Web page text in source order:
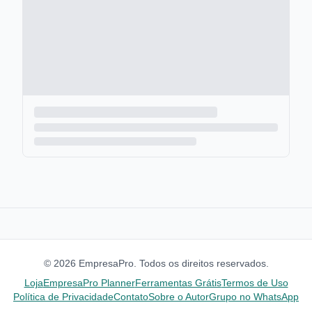
© 2026 EmpresaPro. Todos os direitos reservados.
LojaEmpresaPro PlannerFerramentas GrátisTermos de Uso
Política de PrivacidadeContatoSobre o AutorGrupo no WhatsApp